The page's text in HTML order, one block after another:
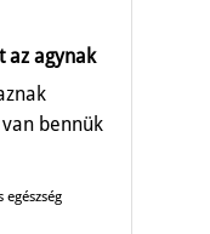
az agynak
bennük
egészség